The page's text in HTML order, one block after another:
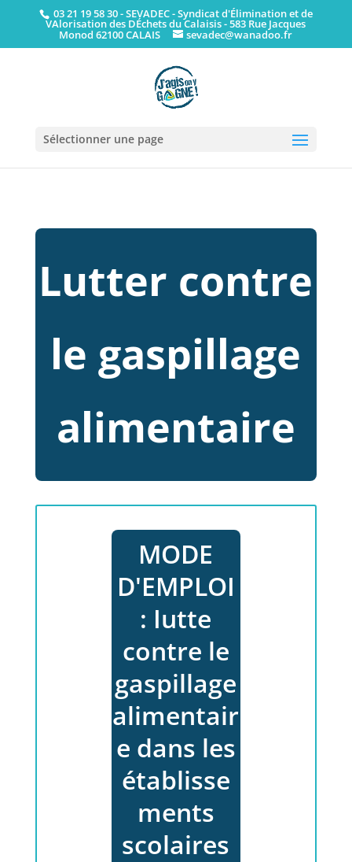
03 21 19 58 30- SEVADEC - Syndicat d'Élimination et de
VAlorisation des DÉchets du Calaisis - 583 Rue Jacques
Monod 62100 CALAIS sevadec@wanadoo.fr
Sélectionner une page
Lutter contre
le gaspillage
alimentaire
MODE
D'EMPLOI
: Iutte
contre le
gaspillage
alimentair
e dans les
établisse
ments
scolaires